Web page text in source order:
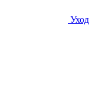
Уход